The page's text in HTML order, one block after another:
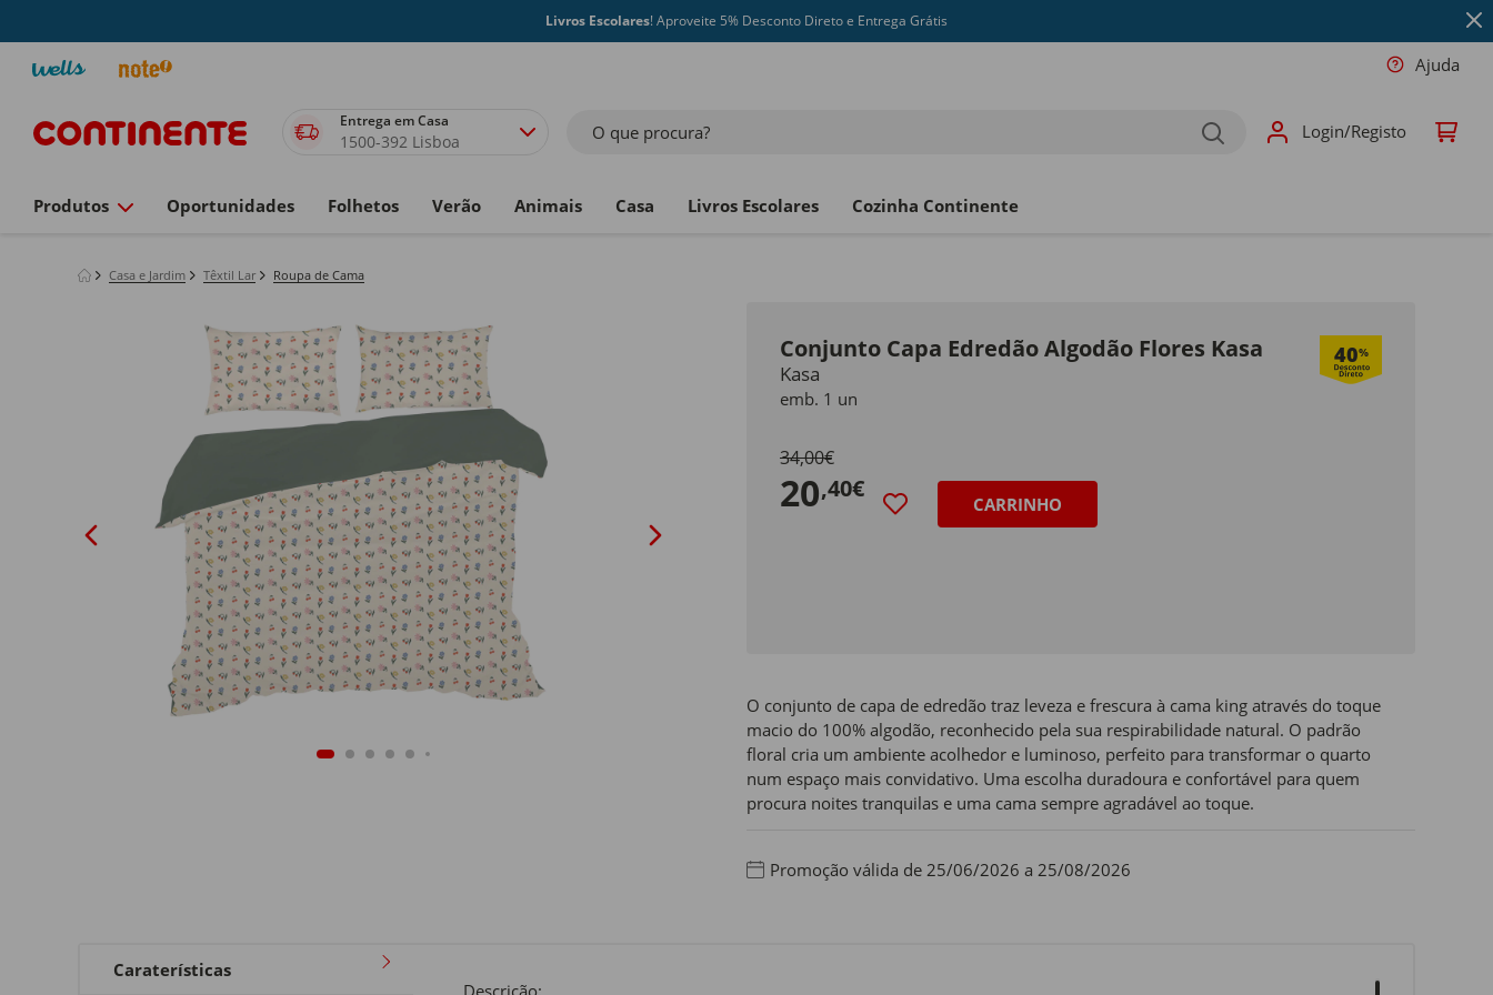
Livros Escolares! Aproveite 5% Desconto Direto e Entrega Grátis
Ajuda
Entrega em Casa
1500-392 Lisboa O que procura? Login/Registo
Produtos Oportunidades Folhetos Verão Animais Casa Livros Escolares Cozinha Continente
Casa e Jardim Têxtil Lar Roupa de Cama
Conjunto Capa Edredão Algodão Flores Kasa 40%
Kasa
emb. 1 un
34,00€
20,40€
CARRINHO
O conjunto de capa de edredão traz leveza e frescura à cama king através do toque
macio do 100% algodão, reconhecido pela sua respirabilidade natural. O padrão
floral cria um ambiente acolhedor e luminoso, perfeito para transformar o quarto
num espaço mais convidativo. Uma escolha duradoura e confortável para quem
procura noites tranquilas e uma cama sempre agradável ao toque.
Promoção válida de 25/06/2026 a 25/08/2026
Caraterísticas
Descrição: